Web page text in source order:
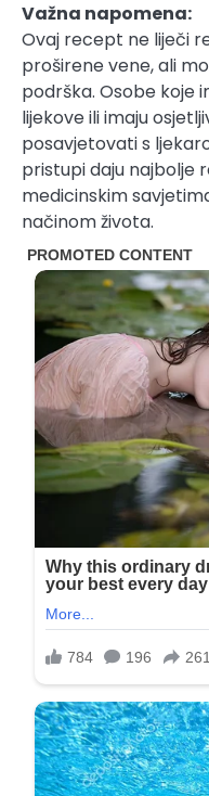
Važna napomena:
Ovaj recept ne liječi
proširene vene, ali
podrška. Osobe koje
lijekove ili imaju
posavjetovati s
pristupi daju najbolje
medicinskim
načinom života.